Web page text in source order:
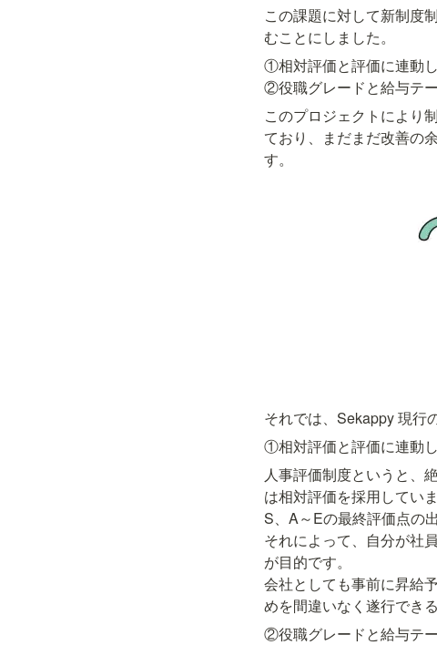
この課題に対して新制度
むことにしました。
①相対評価と評価に連動
②役職グレードと給与テ
このプロジェクトにより
ており、まだまだ改善の
す。
それでは、Sekappy 現行
①相対評価と評価に連動
人事評価制度というと、
は相対評価を採用していま
S、A～Eの最終評価点の
それによって、自分が社
が目的です。
会社としても事前に昇給
めを間違いなく遂行でき
②役職グレードと給与テ